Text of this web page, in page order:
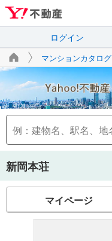
ログイン
マンションカタログ
新岡本荘
マイページ